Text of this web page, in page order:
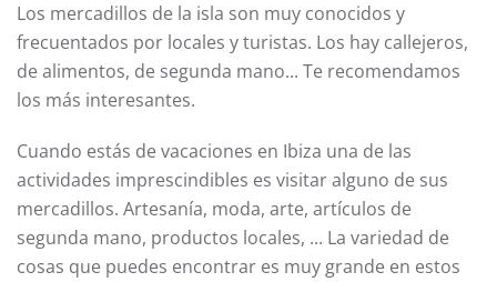
Los mercadillos de la isla son muy conocidos y
frecuentados por locales y turistas. Los hay callejeros,
de alimentos, de segunda mano... Te recomendamos
los más interesantes.
Cuando estás de vacaciones en Ibiza una de las
actividades imprescindibles es visitar alguno de sus
mercadillos. Artesanía, moda, arte, artículos de
segunda mano, productos locales, ... La variedad de
cosas que puedes encontrar es muy grande en estos